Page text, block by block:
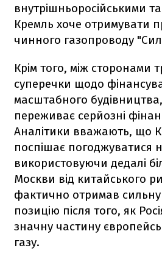
внутрішньоросійськими
Кремль хоче отримувати
чинного газопроводу
Крім того, між сторонами
суперечки щодо
масштабного
переживає серйозні
Аналітики вважають, що
поспішає погоджуватися
використовуючи дедалі
Москви від китайського
фактично отримав
позицію після того, як
значну частину
газу.